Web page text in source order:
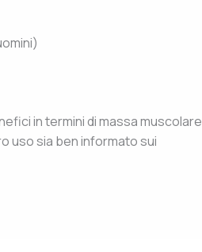
in termini di massa muscolare
uso sia ben informato sui